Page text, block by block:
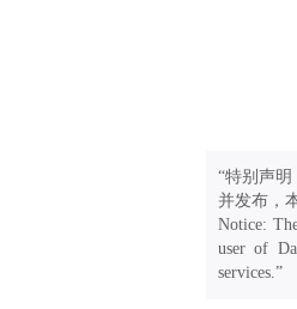
“特别声
并发布，
Notice:
user of
services.”